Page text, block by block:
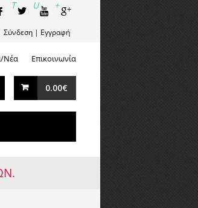
Σύνδεση | Εγγραφή
Νέα Επικοινωνία
0.00€